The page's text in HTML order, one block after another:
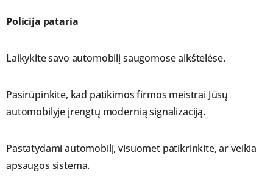
Policija pataria
Laikykite savo automobilį saugomose aikštelėse.
Pasirūpinkite, kad patikimos firmos meistrai Jūsų
automobilyje įrengtų modernią signalizaciją.
Pastatydami automobilį, visuomet patikrinkite, ar veikia
apsaugos sistema.